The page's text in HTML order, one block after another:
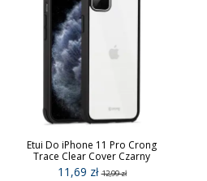
Etui Do iPhone 11 Pro Crong
Trace Clear Cover Czarny
11,69 zł12,99 zł